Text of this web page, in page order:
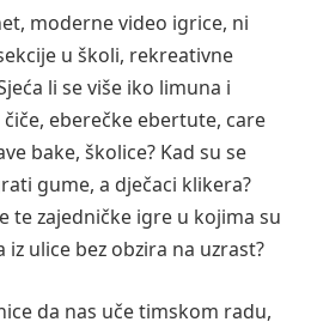
moderne video igrice, ni
u školi, rekreativne
li se više iko limuna i
eberečke ebertute, care
bake, školice? Kad su se
gume, a dječaci klikera?
te zajedničke igre u kojima su
iz ulice bez obzira na uzrast?
da nas uče timskom radu,